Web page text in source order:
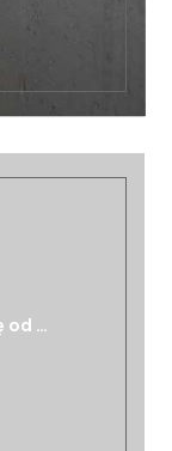
od …